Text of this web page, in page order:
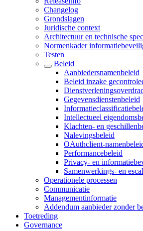
Changelog
Grondslagen
Juridische context
Architectuur en technische
Normenkader
Testen
Beleid
Aanbiedersnamenbeleid
Beleid inzake
Gegevensdienstenbeleid
Intellectueel
Klachten- en
Nalevingsbeleid
OAuthclient-
Performancebeleid
Privacy- en
Samenwerkings- en
Operationele processen
Communicatie
Managementinformatie
Addendum aanbieder zonder
Toetreding
Governance